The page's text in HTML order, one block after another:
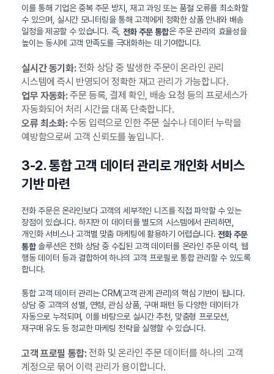
이를 통해 기업은 중복 주문 방지, 재고 과잉 또는 품절 오류를 최소화할
수 있으며, 실시간 모니터링을 통해 고객에게 정확한 상품 안내와 배송
일정을 제공할 수 있습니다. 즉, 전화 주문 통합은 주문 관리의 효율성을
높이는 동시에 고객 만족도를 극대화하는 데 기여합니다.
실시간 동기화:전화 상담 중 발생한 주문이 온라인 관리
시스템에 즉시 반영되어 정확한 재고 관리가 가능합니다.
업무 자동화:주문 등록, 결제 확인, 배송 요청 등의 프로세스가
자동화되어 처리 시간을 대폭 단축합니다.
오류 최소화:수동 입력으로 인한 주문 실수나 데이터 누락을
예방함으로써 고객 신뢰도를 높입니다.
3-2. 통합 고객 데이터 관리로 개인화 서비스
기반 마련
전화 주문은 온라인보다 고객의 세부적인 니즈를 직접 파악할 수 있는
장점이 있습니다. 하지만 이 데이터를 별도의 시스템에서 관리하면,
개인화 서비스나 고객별 맞춤 마케팅에 활용하기 어렵습니다. 전화 주문
통합솔루션은 전화 상담 중 수집된 고객 데이터를 온라인 주문 이력, 웹
행동 데이터 등과 결합하여 하나의 고객 프로필로 통합 관리할 수 있도록
합니다.
통합 고객 데이터 관리는 CRM(고객 관계 관리)의 핵심 기반이 됩니다.
상담 중 고객의 성별, 연령, 관심 상품, 구매 패턴 등 다양한 데이터가
자동으로 누적되며, 이를 바탕으로 실시간 추천, 맞춤형 프로모션,
재구매 유도 등 정교한 마케팅 전략을 실행할 수 있습니다.
고객 프로필 통합:전화 및 온라인 주문 데이터를 하나의 고객
계정으로 묶어 이력 관리가 용이합니다.